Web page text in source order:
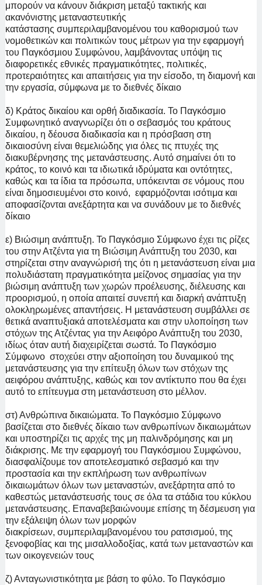
μπορούν να κάνουν διάκριση μεταξύ τακτικής και
ακανόνιστης μεταναστευτικής
κατάστασης συμπεριλαμβανομένου του καθορισμού των
νομοθετικών και πολιτικών τους μέτρων για την εφαρμογή
του Παγκόσμιου Συμφώνου, λαμβάνοντας υπόψη τις
διαφορετικές εθνικές πραγματικότητες, πολιτικές,
προτεραιότητες και απαιτήσεις για την είσοδο, τη διαμονή και
την εργασία, σύμφωνα με το διεθνές δίκαιο
δ) Κράτος δικαίου και ορθή διαδικασία. Το Παγκόσμιο
Συμφωνητικό αναγνωρίζει ότι ο σεβασμός του κράτους
δικαίου, η δέουσα διαδικασία και η πρόσβαση στη
δικαιοσύνη είναι θεμελιώδης για όλες τις πτυχές της
διακυβέρνησης της μετανάστευσης. Αυτό σημαίνει ότι το
κράτος, το κοινό και τα ιδιωτικά ιδρύματα και οντότητες,
καθώς και τα ίδια τα πρόσωπα, υπόκεινται σε νόμους που
είναι δημοσιευμένοι στο κοινό, εφαρμόζονται ισότιμα και
αποφασίζονται ανεξάρτητα και να συνάδουν με το διεθνές
δίκαιο
ε) Βιώσιμη ανάπτυξη. Το Παγκόσμιο Σύμφωνο έχει τις ρίζες
του στην Ατζέντα για τη Βιώσιμη Ανάπτυξη του 2030, και
στηρίζεται στην αναγνώρισή της ότι η μετανάστευση είναι μια
πολυδιάστατη πραγματικότητα μείζονος σημασίας για την
βιώσιμη ανάπτυξη των χωρών προέλευσης, διέλευσης και
προορισμού, η οποία απαιτεί συνεπή και διαρκή ανάπτυξη
ολοκληρωμένες απαντήσεις. Η μετανάστευση συμβάλλει σε
θετικά αναπτυξιακά αποτελέσματα και στην υλοποίηση των
στόχων της Ατζέντας για την Αειφόρο Ανάπτυξη του 2030,
ιδίως όταν αυτή διαχειρίζεται σωστά. Το Παγκόσμιο
Σύμφωνο στοχεύει στην αξιοποίηση του δυναμικού της
μετανάστευσης για την επίτευξη όλων των στόχων της
αειφόρου ανάπτυξης, καθώς και τον αντίκτυπο που θα έχει
αυτό το επίτευγμα στη μετανάστευση στο μέλλον.
στ) Ανθρώπινα δικαιώματα. Το Παγκόσμιο Σύμφωνο
βασίζεται στο διεθνές δίκαιο των ανθρωπίνων δικαιωμάτων
και υποστηρίζει τις αρχές της μη παλινδρόμησης και μη
διάκρισης. Με την εφαρμογή του Παγκόσμιου Συμφώνου,
διασφαλίζουμε τον αποτελεσματικό σεβασμό και την
προστασία και την εκπλήρωση των ανθρωπίνων
δικαιωμάτων όλων των μεταναστών, ανεξάρτητα από το
καθεστώς μετανάστευσής τους σε όλα τα στάδια του κύκλου
μετανάστευσης. Επαναβεβαιώνουμε επίσης τη δέσμευση για
την εξάλειψη όλων των μορφών
διακρίσεων, συμπεριλαμβανομένου του ρατσισμού, της
ξενοφοβίας και της μισαλλοδοξίας, κατά των μεταναστών και
των οικογενειών τους
ζ) Ανταγωνιστικότητα με βάση το φύλο. Το Παγκόσμιο